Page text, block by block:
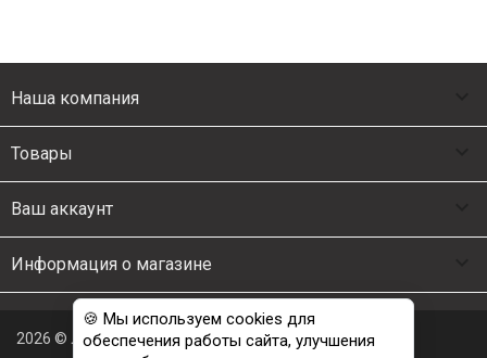
Наша компания
Товары
Ваш аккаунт
Информация о магазине
2026 © Люкс Постель
🍪 Мы используем cookies для
обеспечения работы сайта, улучшения